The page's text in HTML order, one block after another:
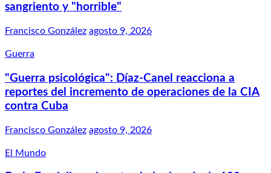
sangriento y "horrible"
Francisco González agosto 9, 2026
Guerra
"Guerra psicológica": Díaz-Canel reacciona a
reportes del incremento de operaciones de la CIA
contra Cuba
Francisco González agosto 9, 2026
El Mundo